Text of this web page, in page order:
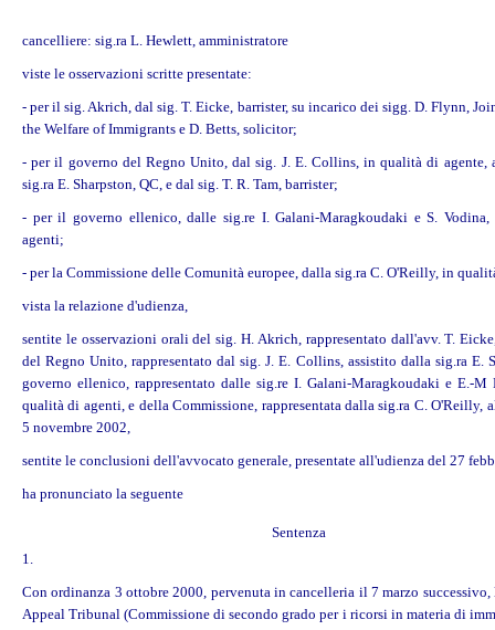
cancelliere: sig.ra L. Hewlett, amministratore
viste le osservazioni scritte presentate:
- per il sig. Akrich, dal sig. T. Eicke, barrister, su incarico dei sigg. D. Flynn,
the Welfare of Immigrants e D. Betts, solicitor;
- per il governo del Regno Unito, dal sig. J. E. Collins, in qualità di agente,
sig.ra E. Sharpston, QC, e dal sig. T. R. Tam, barrister;
- per il governo ellenico, dalle sig.re I. Galani-Maragkoudaki e S.
agenti;
- per la Commissione delle Comunità europee, dalla sig.ra C. O'Reilly, in
vista la relazione d'udienza,
sentite le osservazioni orali del sig. H. Akrich, rappresentato dall'avv. T.
del Regno Unito, rappresentato dal sig. J. E. Collins, assistito dalla sig.ra E.
governo ellenico, rappresentato dalle sig.re I. Galani-Maragkoudaki e E.-M
qualità di agenti, e della Commissione, rappresentata dalla sig.ra C. O'Reilly,
5 novembre 2002,
sentite le conclusioni dell'avvocato generale, presentate all'udienza del 27
ha pronunciato la seguente
Sentenza
1.
Con ordinanza 3 ottobre 2000, pervenuta in cancelleria il 7 marzo
Appeal Tribunal (Commissione di secondo grado per i ricorsi in materia di